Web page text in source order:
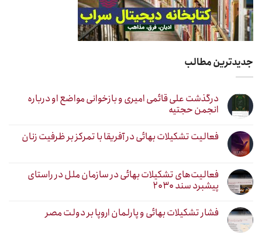
جدیدترین مطالب
درگذشت علی قائمی امیری و بازخوانی مواضع او درباره
انجمن حجتیه
فعالیت تشکیلات بهائی در آفریقا با تمرکز بر ظرفیت زنان
فعالیت‌های تشکیلات بهائی در سازمان ملل در راستای
پیشبرد سند ۲۰۳۰
فشار تشکیلات بهائی و پارلمان اروپا بر دولت مصر